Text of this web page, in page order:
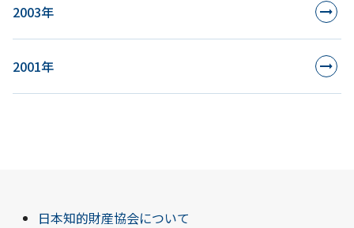
2003年
2001年
日本知的財産協会について